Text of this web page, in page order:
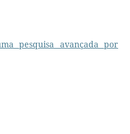
pesquisa avançada por